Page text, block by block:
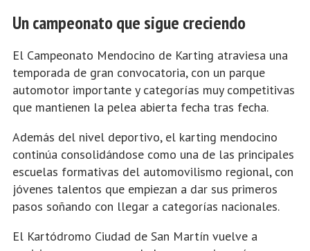
Un campeonato que sigue creciendo
El Campeonato Mendocino de Karting atraviesa una
temporada de gran convocatoria, con un parque
automotor importante y categorías muy competitivas
que mantienen la pelea abierta fecha tras fecha.
Además del nivel deportivo, el karting mendocino
continúa consolidándose como una de las principales
escuelas formativas del automovilismo regional, con
jóvenes talentos que empiezan a dar sus primeros
pasos soñando con llegar a categorías nacionales.
El Kartódromo Ciudad de San Martín vuelve a